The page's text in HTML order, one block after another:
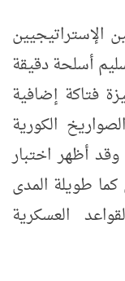
الإستراتيجيين
أسلحة دقيقة
فتاكة إضافية
الكورية
أظهر اختبار
طويلة المدى
العسكرية